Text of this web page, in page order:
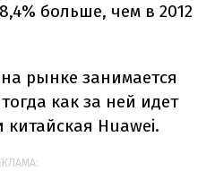
больше, чем в 2012
рынке занимается
как за ней идет
Huawei.